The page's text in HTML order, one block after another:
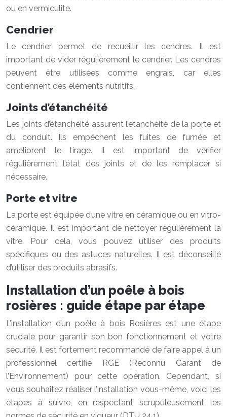
ou en vermiculite.
Cendrier
Le cendrier permet de recueillir les cendres. Il est
important de vider régulièrement le cendrier. Les cendres
peuvent être utilisées comme engrais, car elles
contiennent des éléments nutritifs.
Joints d’étanchéité
Les joints d’étanchéité assurent l’étanchéité de la porte et
du conduit. Ils empêchent les fuites de fumée et
améliorent le tirage. Il est important de vérifier
régulièrement l’état des joints et de les remplacer si
nécessaire.
Porte et vitre
La porte est équipée d’une vitre en céramique ou en vitro-
céramique. Il est important de nettoyer régulièrement la
vitre. Pour cela, vous pouvez utiliser des produits
spécifiques ou des astuces naturelles. Il est déconseillé
d’utiliser des produits abrasifs.
Installation d’un poêle à bois
rosières : guide étape par étape
L’installation d’un poêle à bois Rosières est une étape
cruciale pour garantir son bon fonctionnement et votre
sécurité. Il est fortement recommandé de faire appel à un
professionnel certifié RGE (Reconnu Garant de
l’Environnement) pour cette opération. Cependant, si
vous souhaitez réaliser l’installation vous-même, voici les
étapes à suivre, en respectant scrupuleusement les